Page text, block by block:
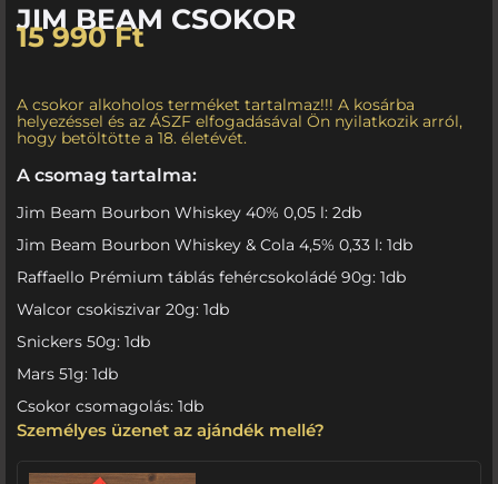
JIM BEAM CSOKOR
15 990Ft
A csokor alkoholos terméket tartalmaz!!! A kosárba
helyezéssel és az ÁSZF elfogadásával Ön nyilatkozik arról,
hogy betöltötte a 18. életévét.
A csomag tartalma:
Jim Beam Bourbon Whiskey 40% 0,05 l: 2db
Jim Beam Bourbon Whiskey & Cola 4,5% 0,33 l: 1db
Raffaello Prémium táblás fehércsokoládé 90g: 1db
Walcor csokiszivar 20g: 1db
Snickers 50g: 1db
Mars 51g: 1db
Csokor csomagolás: 1db
Személyes üzenet az ajándék mellé?